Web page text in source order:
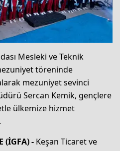
Mesleki ve Teknik
töreninde
mezuniyet sevinci
Sercan Kemik, gençlere
ülkemize hizmet
(İGFA) - Keşan Ticaret ve